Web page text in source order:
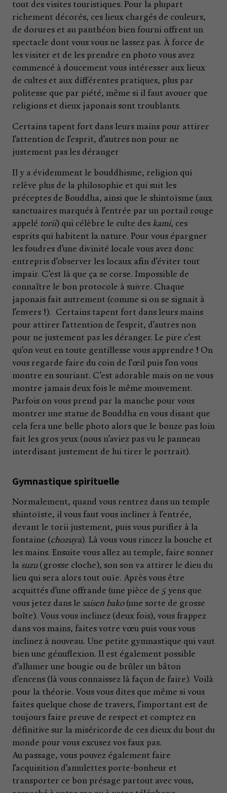
tout des visites touristiques. Pour la plupart
richement décorés, ces lieux chargés de couleurs,
de dorures et au panthéon bien fourni offrent un
spectacle dont vous vous ne lassez pas. À force de
les visiter et de les prendre en photo vous avez
commencé à doucement vous intéresser aux lieux
de cultes et aux différentes pratiques, plus par
politesse que par piété, même si il faut avouer que
religions et dieux japonais sont troublants.
Certains tapent fort dans leurs mains pour attirer
l’attention de l’esprit, d’autres non pour ne
justement pas les déranger
Il y a évidemment le bouddhisme, religion qui
relève plus de la philosophie et qui suit les
préceptes de Bouddha, ainsi que le shintoïsme (aux
sanctuaires marqués à l’entrée par un portail rouge
appelé torii) qui célèbre le culte des kami, ces
esprits qui habitent la nature. Pour vous épargner
les foudres d’une divinité locale vous avez donc
entrepris d’observer les locaux afin d’éviter tout
impair. C’est là que ça se corse. Impossible de
connaître le bon protocole à suivre. Chaque
japonais fait autrement (comme si on se signait à
l’envers !). Certains tapent fort dans leurs mains
pour attirer l’attention de l’esprit, d’autres non
pour ne justement pas les déranger. Le pire c’est
qu’on veut en toute gentillesse vous apprendre ! On
vous regarde faire du coin de l’œil puis l’on vous
montre en souriant. C’est adorable mais on ne vous
montre jamais deux fois le même mouvement.
Parfois on vous prend par la manche pour vous
montrer une statue de Bouddha en vous disant que
cela fera une belle photo alors que le bonze pas loin
fait les gros yeux (nous n’aviez pas vu le panneau
interdisant justement de lui tirer le portrait).
Gymnastique spirituelle
Normalement, quand vous rentrez dans un temple
shintoïste, il vous faut vous incliner à l’entrée,
devant le torii justement, puis vous purifier à la
fontaine (chozuya). Là vous vous rincez la bouche et
les mains. Ensuite vous allez au temple, faire sonner
la suzu(grosse cloche), son son va attirer le dieu du
lieu qui sera alors tout ouïe. Après vous être
acquittés d’une offrande (une pièce de 5 yens que
vous jetez dans le saisen bako(une sorte de grosse
boîte). Vous vous inclinez (deux fois), vous frappez
dans vos mains, faites votre vœu puis vous vous
inclinez à nouveau. Une petite gymnastique qui vaut
bien une génuflexion. Il est également possible
d’allumer une bougie ou de brûler un bâton
d’encens (là vous connaissez là façon de faire). Voilà
pour la théorie. Vous vous dites que même si vous
faites quelque chose de travers, l’important est de
toujours faire preuve de respect et comptez en
définitive sur la miséricorde de ces dieux du bout du
monde pour vous excusez vos faux pas.
Au passage, vous pouvez également faire
l’acquisition d’amulettes porte-bonheur et
transporter ce bon présage partout avec vous,